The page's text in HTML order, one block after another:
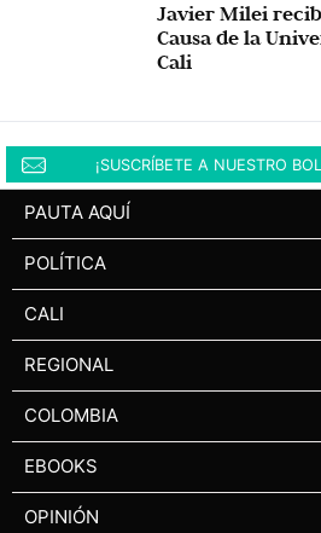
Javier Milei
Causa de la
Cali
¡SUSCRÍBETE A NUESTRO
PAUTA AQUÍ
POLÍTICA
CALI
REGIONAL
COLOMBIA
EBOOKS
OPINIÓN